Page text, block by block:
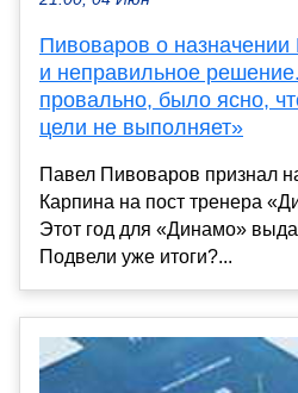
Пивоваров о
и неправильное
провально, было ясно,
цели не выполняет»
Павел Пивоваров признал
Карпина на пост тренера
Этот год для «Динамо»
Подвели уже итоги?...